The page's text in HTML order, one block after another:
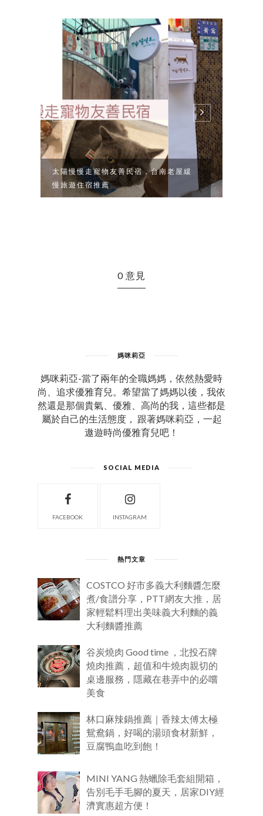
太陽慢慢走寵物友善民宿，台南老屋緩
慢旅遊住宿推薦
0 意見
媽咪莉亞
媽咪莉亞-當了兩年的全職媽媽，依然熱愛時
尚、追求優雅育兒。希望當了媽媽以後，我依
然還是那個貴氣、優雅、高尚的我，這些都是
屬於自己的生活態度， 跟著媽咪莉亞，一起
遨遊時尚優雅育兒吧！
SOCIAL MEDIA
FACEBOOK INSTAGRAM
熱門文章
COSTCO 好市多義大利麵醬怎麼
煮/食譜分享，PTT網友大推，居
家輕鬆料理出美味義大利麵的義
大利麵醬推薦
谷炭燒肉 Good time ，北投石牌
燒肉推薦，超值和牛燒肉親切的
桌邊服務，隱藏在巷弄中的必嚐
美食
林口麻辣鍋推薦｜香辣太傅太極
鴛鴦鍋，好喝的湯頭食材新鮮，
豆腐鴨血吃到飽！
MINI YANG 熱蠟除毛套組開箱，
告別毛手毛腳的夏天，居家DIY經
濟實惠超方便！